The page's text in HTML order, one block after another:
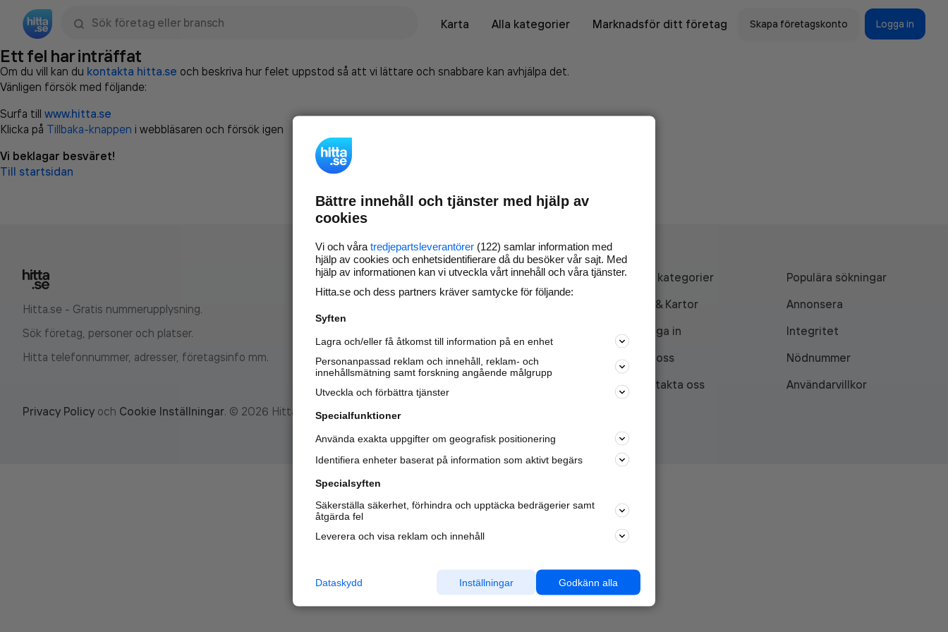
Karta
Alla kategorier Marknadsför ditt företag Skapa företagskonto Logga in
Ett fel har inträffat
Om du vill kan du kontakta hitta.se och beskriva hur felet uppstod så att vi lättare och snabbare kan avhjälpa det.
Vänligen försök med följande:
Surfa till www.hitta.se
Klicka på Tillbaka-knappen i webbläsaren och försök igen
Vi beklagar besväret!
Till startsidan
Hitta.se - Gratis nummerupplysning.
Sök företag, personer och platser.
Hitta telefonnummer, adresser, företagsinfo mm.
Marknadsför företaget på
nya kunder och
samarbetspartners nära dig.
Läs mer här
Alla kategorier
Populära sökningar
API & Kartor
Annonsera
Logga in
Integritet
Om oss
Nödnummer
Kontakta oss
Användarvillkor
Privacy Policy och Cookie Inställningar. © 2026 Hitta.se
Bättre innehåll och tjänster med hjälp av
cookies
Vi och våra tredjepartsleverantörer (122) samlar information med
hjälp av cookies och enhetsidentifierare då du besöker vår sajt. Med
hjälp av informationen kan vi utveckla vårt innehåll och våra tjänster.
Hitta.se och dess partners kräver samtycke för följande:
Syften
Lagra och/eller få åtkomst till information på en enhet
Personanpassad reklam och innehåll, reklam- och
innehållsmätning samt forskning angående målgrupp
Utveckla och förbättra tjänster
Specialfunktioner
Använda exakta uppgifter om geografisk positionering
Identifiera enheter baserat på information som aktivt begärs
Specialsyften
Säkerställa säkerhet, förhindra och upptäcka bedrägerier samt
åtgärda fel
Leverera och visa reklam och innehåll
Godkänn alla
Inställningar
Dataskydd